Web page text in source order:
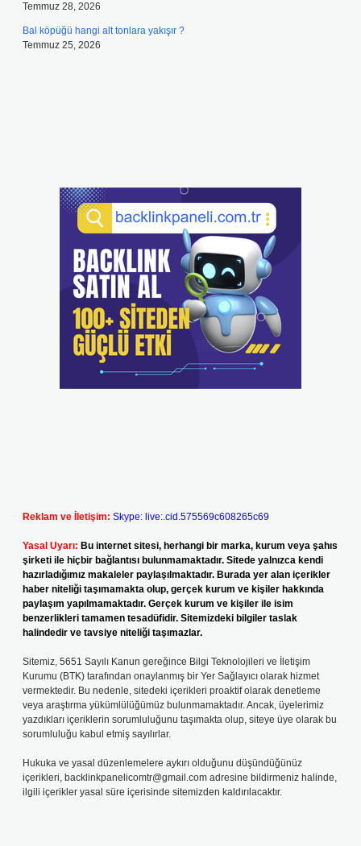
Temmuz 28, 2026
Bal köpüğü hangi alt tonlara yakışır ?
Temmuz 25, 2026
Reklam ve İletişim: Skype: live:.cid.575569c608265c69
Yasal Uyarı: Bu internet sitesi, herhangi bir marka, kurum veya şahıs
şirketi ile hiçbir bağlantısı bulunmamaktadır. Sitede yalnızca kendi
hazırladığımız makaleler paylaşılmaktadır. Burada yer alan içerikler
haber niteliği taşımamakta olup, gerçek kurum ve kişiler hakkında
paylaşım yapılmamaktadır. Gerçek kurum ve kişiler ile isim
benzerlikleri tamamen tesadüfidir. Sitemizdeki bilgiler taslak
halindedir ve tavsiye niteliği taşımazlar.
Sitemiz, 5651 Sayılı Kanun gereğince Bilgi Teknolojileri ve İletişim
Kurumu (BTK) tarafından onaylanmış bir Yer Sağlayıcı olarak hizmet
vermektedir. Bu nedenle, sitedeki içerikleri proaktif olarak denetleme
veya araştırma yükümlülüğümüz bulunmamaktadır. Ancak, üyelerimiz
yazdıkları içeriklerin sorumluluğunu taşımakta olup, siteye üye olarak bu
sorumluluğu kabul etmiş sayılırlar.
Hukuka ve yasal düzenlemelere aykırı olduğunu düşündüğünüz
içerikleri, backlinkpanelicomtr@gmail.com adresine bildirmeniz halinde,
ilgili içerikler yasal süre içerisinde sitemizden kaldırılacaktır.